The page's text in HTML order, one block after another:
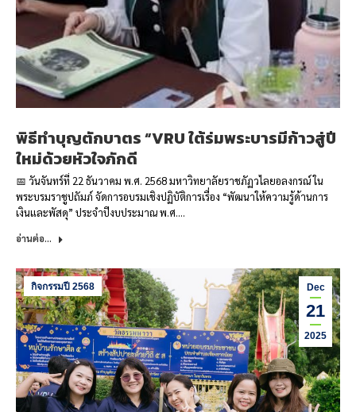
พิธีทำบุญตักบาตร “VRU ใต้ร่มพระบารมีก้าวสู่ปี
ใหม่ด้วยหัวใจภักดี
📅 วันจันทร์ที่ 22 ธันวาคม พ.ศ. 2568 มหาวิทยาลัยราชภัฏวไลยอลงกรณ์ ใน
พระบรมราชูปถัมภ์ จัดการอบรมเชิงปฏิบัติการเรื่อง “พัฒนาให้ความรู้ด้านการ
เงินและพัสดุ” ประจำปีงบประมาณ พ.ศ.…
อ่านต่อ...
Dec
21
2025
กิจกรรมปี 2568